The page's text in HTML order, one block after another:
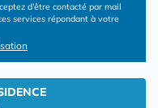
d’être contacté par mail
services répondant à votre